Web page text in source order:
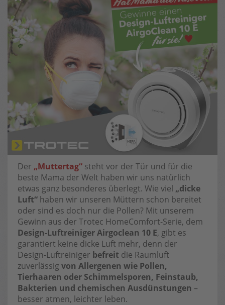
Der „Muttertag“ steht vor der Tür und für die
beste Mama der Welt haben wir uns natürlich
etwas ganz besonderes überlegt. Wie viel „dicke
Luft“ haben wir unseren Müttern schon bereitet
oder sind es doch nur die Pollen? Mit unserem
Gewinn aus der Trotec HomeComfort-Serie, dem
Design-Luftreiniger Airgoclean 10 E, gibt es
garantiert keine dicke Luft mehr, denn der
Design-Luftreiniger befreit die Raumluft
zuverlässig von Allergenen wie Pollen,
Tierhaaren oder Schimmelsporen, Feinstaub,
Bakterien und chemischen Ausdünstungen –
besser atmen, leichter leben.